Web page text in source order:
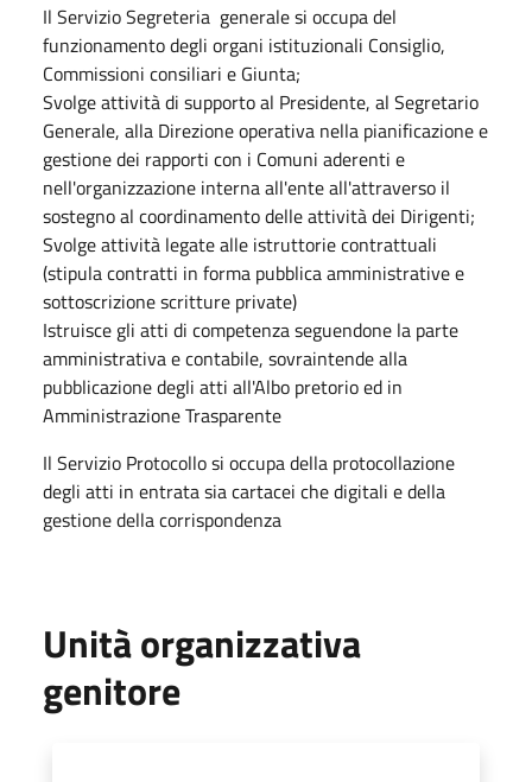
Il Servizio Segreteria generale si occupa del
funzionamento degli organi istituzionali Consiglio,
Commissioni consiliari e Giunta;
Svolge attività di supporto al Presidente, al Segretario
Generale, alla Direzione operativa nella pianificazione e
gestione dei rapporti con i Comuni aderenti e
nell'organizzazione interna all'ente all'attraverso il
sostegno al coordinamento delle attività dei Dirigenti;
Svolge attività legate alle istruttorie contrattuali
(stipula contratti in forma pubblica amministrative e
sottoscrizione scritture private)
Istruisce gli atti di competenza seguendone la parte
amministrativa e contabile, sovraintende alla
pubblicazione degli atti all'Albo pretorio ed in
Amministrazione Trasparente
Il Servizio Protocollo si occupa della protocollazione
degli atti in entrata sia cartacei che digitali e della
gestione della corrispondenza
Unità organizzativa
genitore